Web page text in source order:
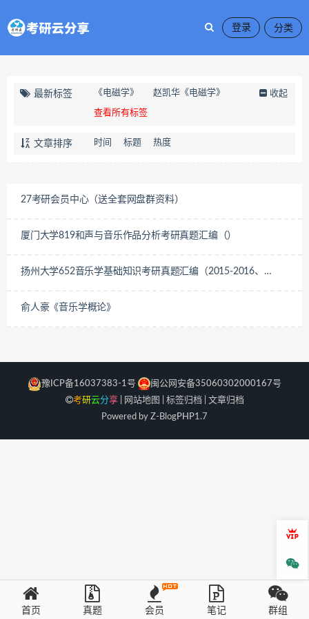
登录
最新标签 《电磁学》 赵凯华《电磁学》
查看所有标签
收起
文章排序 时间 标题 热度
27考研会员中心（送全套网盘群资料）
厦门大学819和声与音乐作品分析考研真题汇编（）
扬州大学652音乐学基础知识考研真题汇编（2015-2016、
俞人豪《音乐学概论》
豫ICP备16037383-1号
闽公网安备35060302000167号
考研云分享| 网站地图 标签归档
文章归档
Powered by Z-BlogPHP1.7
首页 真题 会员 笔记 群组
会员
微信